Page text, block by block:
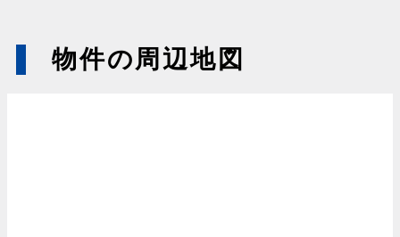
物件の周辺地図